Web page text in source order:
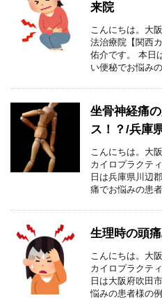
来院
こんにちは。大
法治療院【関西
佑介です。 本日
い便秘でお悩み
坐骨神経痛
ス！？/兵庫
こんにちは。大
カイロプラクテ
日は兵庫県川辺
痛でお悩みの患
生理時の頭
こんにちは。大
カイロプラクテ
日は大阪府吹田
悩みの患者様